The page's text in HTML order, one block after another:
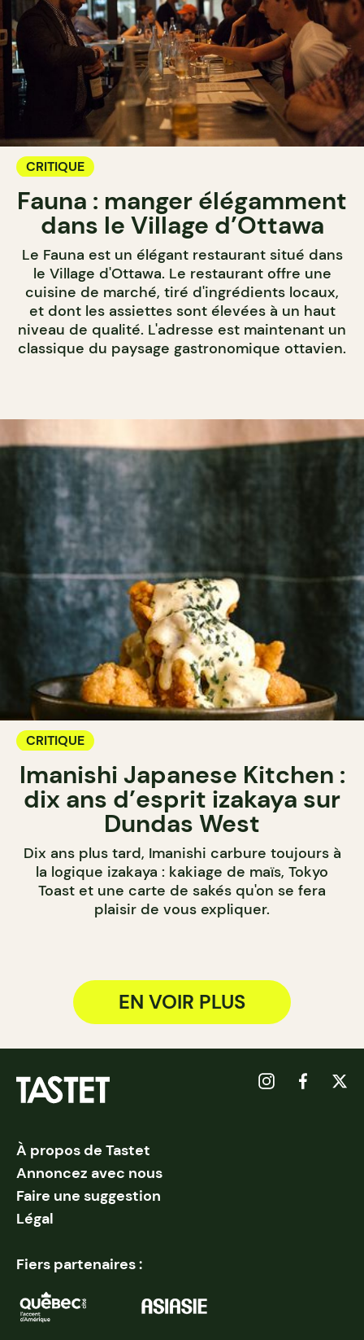
CRITIQUE
Fauna : manger élégamment
dans le Village d’Ottawa
Le Fauna est un élégant restaurant situé dans
le Village d'Ottawa. Le restaurant offre une
cuisine de marché, tiré d'ingrédients locaux,
et dont les assiettes sont élevées à un haut
niveau de qualité. L'adresse est maintenant un
classique du paysage gastronomique ottavien.
CRITIQUE
Imanishi Japanese Kitchen :
dix ans d’esprit izakaya sur
Dundas West
Dix ans plus tard, Imanishi carbure toujours à
la logique izakaya : kakiage de maïs, Tokyo
Toast et une carte de sakés qu'on se fera
plaisir de vous expliquer.
EN VOIR PLUS
À propos de Tastet
Annoncez avec nous
Faire une suggestion
Légal
Fiers partenaires :